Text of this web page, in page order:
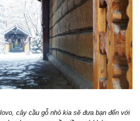
cây cầu gỗ nhỏ kia sẽ đưa bạn đến với